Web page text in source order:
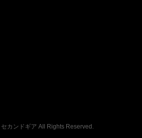
セカンドギア All Rights Reserved.